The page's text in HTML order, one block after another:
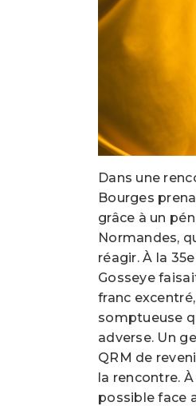
Dans une
Bourges
grâce à un
Normandes,
réagir. À la
Gosseye
franc
somptueuse
adverse. Un
QRM de
la rencontre.
possible face